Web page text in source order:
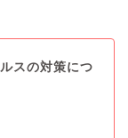
スの対策につ